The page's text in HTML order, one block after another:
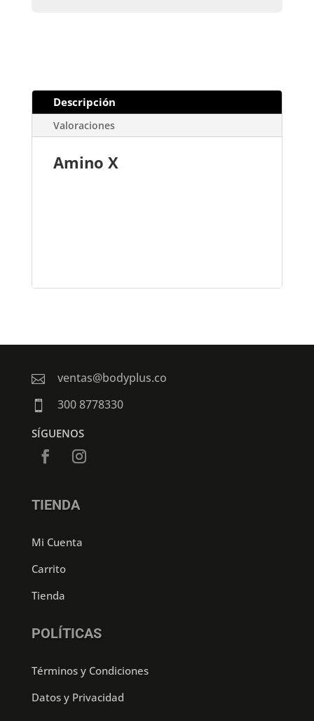
Descripción
Valoraciones
Amino X
 ventas@bodyplus.co
 300 8778330
SÍGUENOS
TIENDA
Mi Cuenta
Carrito
Tienda
POLÍTICAS
Términos y Condiciones
Datos y Privacidad